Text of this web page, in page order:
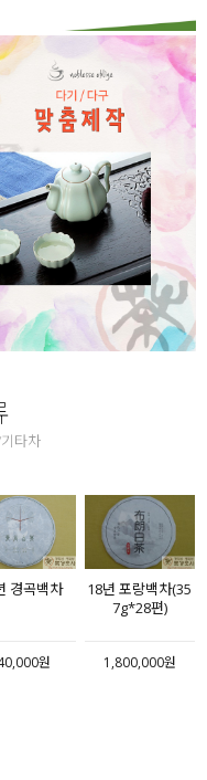
타차
경곡백차
원
18년 포랑백차(35
7g*28편)
1,800,000원